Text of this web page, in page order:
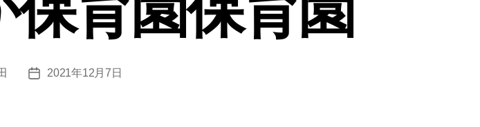
ー
投
2021年12月7日